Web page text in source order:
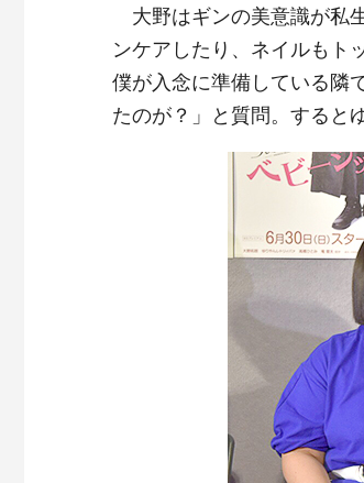
大野はギンの美意識が私
ンケアしたり、ネイルもト
僕が入念に準備している隣
たのが？」と質問。すると